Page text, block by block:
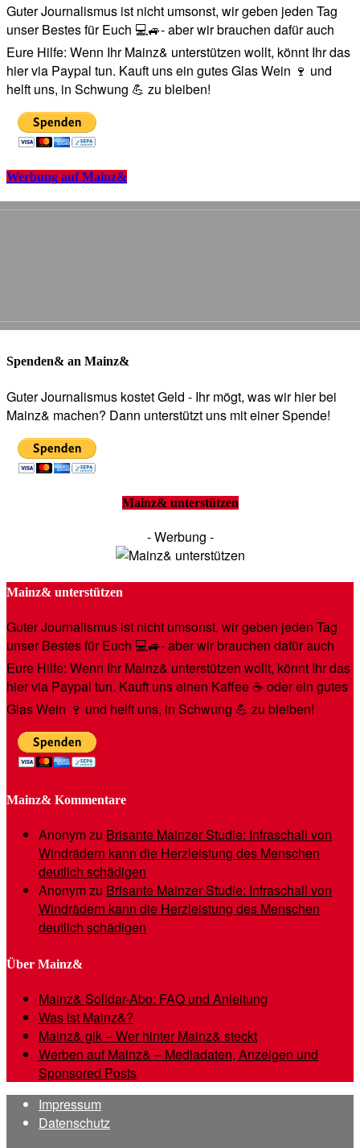
Guter Journalismus ist nicht umsonst, wir geben jeden Tag
unser Bestes für Euch 💻🚙- aber wir brauchen dafür auch
Eure Hilfe: Wenn Ihr Mainz& unterstützen wollt, könnt Ihr das
hier via Paypal tun. Kauft uns ein gutes Glas Wein 🍷 und
helft uns, in Schwung 💪 zu bleiben!
Werbung auf Mainz&
Spenden& an Mainz&
Guter Journalismus kostet Geld - Ihr mögt, was wir hier bei
Mainz& machen? Dann unterstützt uns mit einer Spende!
Mainz& unterstützen
- Werbung -
Mainz& unterstützen
Guter Journalismus ist nicht umsonst, wir geben jeden Tag
unser Bestes für Euch 💻🚙- aber wir brauchen dafür auch
Eure Hilfe: Wenn Ihr Mainz& unterstützen wollt, könnt Ihr das
hier via Paypal tun. Kauft uns einen Kaffee ☕️ oder ein gutes
Glas Wein 🍷 und helft uns, in Schwung 💪 zu bleiben!
Mainz& Kommentare
Anonymzu Brisante Mainzer Studie: Infraschall von
Windrädern kann die Herzleistung des Menschen
deutlich schädigen
Anonymzu Brisante Mainzer Studie: Infraschall von
Windrädern kann die Herzleistung des Menschen
deutlich schädigen
Über Mainz&
Mainz& Solidar-Abo: FAQ und Anleitung
Was ist Mainz&?
Mainz& gik – Wer hinter Mainz& steckt
Werben auf Mainz& – Mediadaten, Anzeigen und
Sponsored Posts
Impressum
Datenschutz